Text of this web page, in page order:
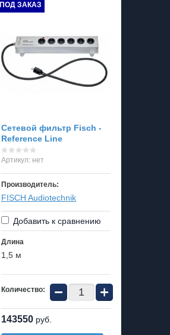
ПОД ЗАКАЗ
Сетевой фильтр Fisch -
Reference Line
Артикул: нет
Производитель:
FISCH Audiotechnik
Добавить к сравнению
Длина
1,5 м
Количество: − +
143550 руб.